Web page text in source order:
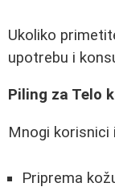
Ukoliko
upotrebu i
Piling za Telo
Mnogi korisnici
Priprema